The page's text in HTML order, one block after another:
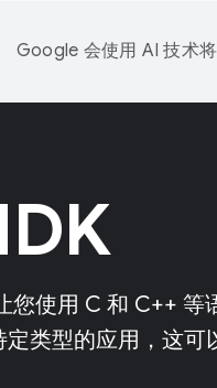
Google 会使用 AI 技术
使用 C 和 C++ 等
类型的应用，这可